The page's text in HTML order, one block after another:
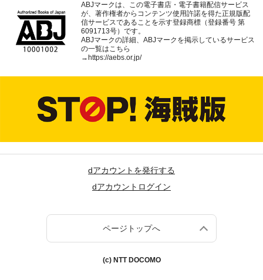
ABJマークは、この電子書店・電子書籍配信サービス
が、著作権者からコンテンツ使用許諾を得た正規版配
信サービスであることを示す登録商標（登録番号 第
6091713号）です。
ABJマークの詳細、ABJマークを掲示しているサービス
の一覧はこちら
→ https://aebs.or.jp/
dアカウントを発行する
dアカウントログイン
ページトップへ
(c) NTT DOCOMO